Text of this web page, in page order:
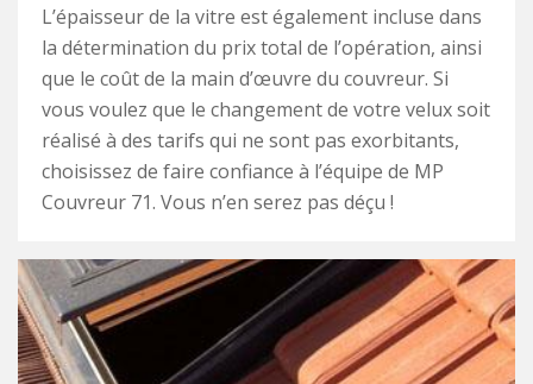
L’épaisseur de la vitre est également incluse dans
la détermination du prix total de l’opération, ainsi
que le coût de la main d’œuvre du couvreur. Si
vous voulez que le changement de votre velux soit
réalisé à des tarifs qui ne sont pas exorbitants,
choisissez de faire confiance à l’équipe de MP
Couvreur 71. Vous n’en serez pas déçu !